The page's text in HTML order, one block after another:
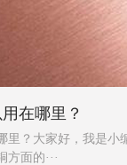
在哪里？
里？大家好，我是小
面的···